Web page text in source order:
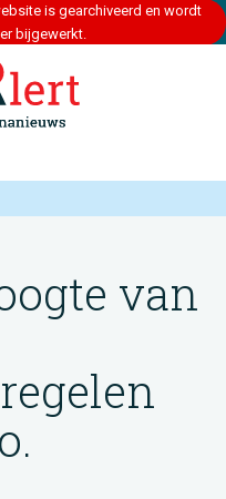
is gearchiveerd en wordt
bijgewerkt.
van